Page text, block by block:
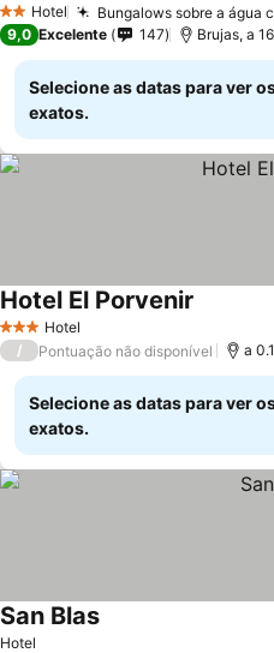
2 Estrelas
Hotel Bungalows sobre a água
9,0 Excelente 147 Brujas, a
Selecione as datas para ver
exatos.
3 EstrelasHotel
Hotel El Porvenir
/ Pontuação não disponível a
Selecione as datas para ver
exatos.
Hotel
San BlasVer preços